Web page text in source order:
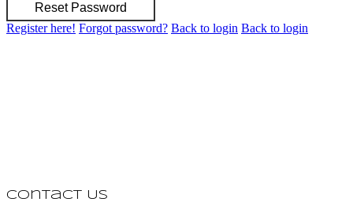
Reset Password
Register here! Forgot password? Back to login Back to login
Contact Us